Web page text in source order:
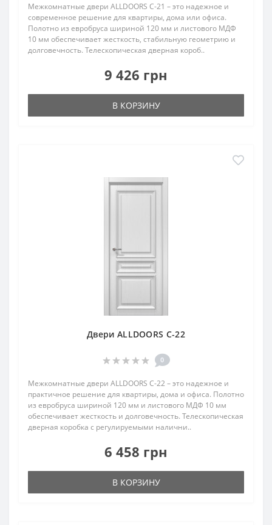
Межкомнатные двери ALLDOORS C-21 – это надежное и
современное решение для квартиры, дома или офиса.
Полотно из евробруса шириной 120 мм и листового МДФ
10 мм обеспечивает жесткость, стабильную геометрию и
долговечность. Телескопическая дверная короб..
9 426 грн
В КОРЗИНУ
Двери ALLDOORS C-22
0
Межкомнатные двери ALLDOORS C-22 – это надежное и
практичное решение для квартиры, дома и офиса. Полотно
из евробруса шириной 120 мм и листового МДФ 10 мм
обеспечивает жесткость и долговечность. Телескопическая
дверная коробка с регулируемыми налични..
6 458 грн
В КОРЗИНУ